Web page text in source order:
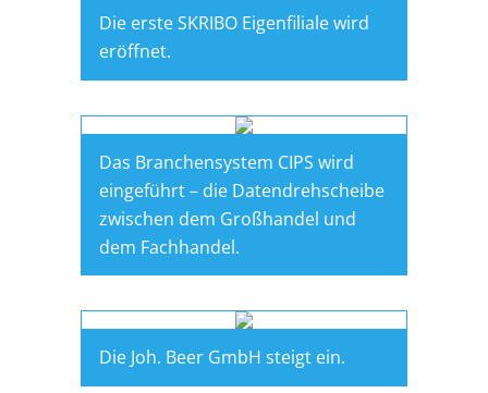
Die erste SKRIBO Eigenfiliale wird
eröffnet.
Das Branchensystem CIPS wird
eingeführt – die Datendrehscheibe
zwischen dem Großhandel und
dem Fachhandel.
Die Joh. Beer GmbH steigt ein.